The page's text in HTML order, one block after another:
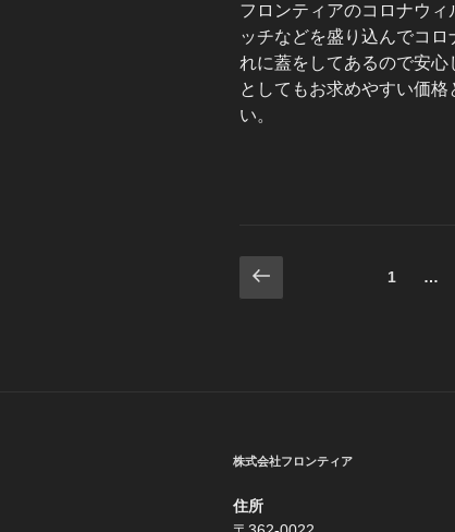
フロンティアのコロナウ
ッチなどを盛り込んでコ
れに蓋をしてあるので安
としてもお求めやすい価
い。
投
ー
シ
前
の
固
1 …
株式会社フロンティア
住所